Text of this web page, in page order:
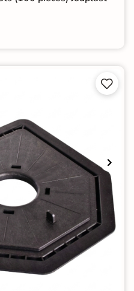

